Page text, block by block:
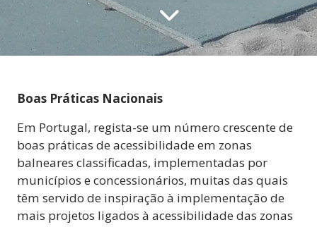
Boas Práticas Nacionais
Em Portugal, regista-se um número crescente de
boas práticas de acessibilidade em zonas
balneares classificadas, implementadas por
municípios e concessionários, muitas das quais
têm servido de inspiração à implementação de
mais projetos ligados à acessibilidade das zonas